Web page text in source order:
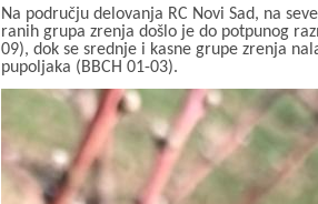
Na području delovanja RC Novi Sad, na
ranih grupa zrenja došlo je do potpunog
09), dok se srednje i kasne grupe zrenja
pupoljaka (BBCH 01-03).